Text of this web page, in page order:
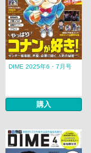
DIME 2025年6・7月号
購入